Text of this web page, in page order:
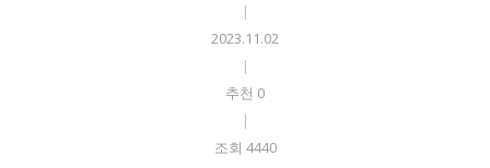
|
2023.11.02
|
추천 0
|
조회 4440